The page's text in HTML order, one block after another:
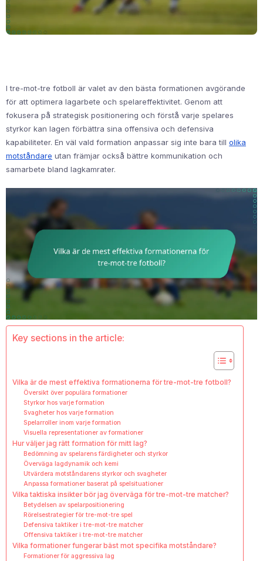
I tre-mot-tre fotboll är valet av den bästa formationen avgörande
för att optimera lagarbete och spelareffektivitet. Genom att
fokusera på strategisk positionering och förstå varje spelares
styrkor kan lagen förbättra sina offensiva och defensiva
kapabiliteter. En väl vald formation anpassar sig inte bara till olika
motståndare utan främjar också bättre kommunikation och
samarbete bland lagkamrater.
Key sections in the article:
Vilka är de mest effektiva formationerna för tre-mot-tre fotboll?
Översikt över populära formationer
Styrkor hos varje formation
Svagheter hos varje formation
Spelarroller inom varje formation
Visuella representationer av formationer
Hur väljer jag rätt formation för mitt lag?
Bedömning av spelarens färdigheter och styrkor
Överväga lagdynamik och kemi
Utvärdera motståndarens styrkor och svagheter
Anpassa formationer baserat på spelsituationer
Vilka taktiska insikter bör jag överväga för tre-mot-tre matcher?
Betydelsen av spelarpositionering
Rörelsestrategier för tre-mot-tre spel
Defensiva taktiker i tre-mot-tre matcher
Offensiva taktiker i tre-mot-tre matcher
Vilka formationer fungerar bäst mot specifika motståndare?
Formationer för aggressiva lag